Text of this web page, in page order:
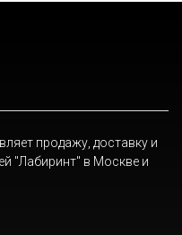
продажу, доставку и
"Лабиринт" в Москве и